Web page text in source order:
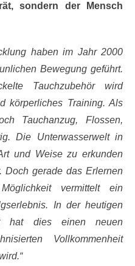
sondern der Mensch
haben im Jahr 2000
Bewegung geführt.
Tauchzubehör wird
körperliches Training. Als
Tauchanzug, Flossen,
Die Unterwasserwelt in
und Weise zu erkunden
Doch gerade das Erlernen
vermittelt ein
In der heutigen
hat dies einen neuen
Vollkommenheit